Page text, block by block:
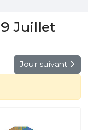
Juillet
Jour suivant